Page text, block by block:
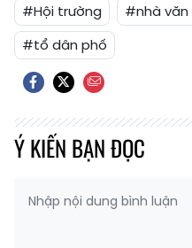
#Hội trường
#nhà văn
#tổ dân phố
Ý KIẾN BẠN ĐỌC